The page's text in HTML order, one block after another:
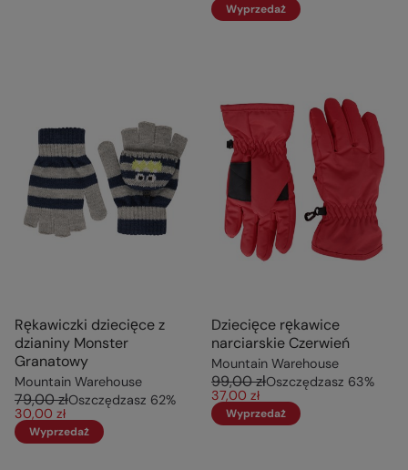
Wyprzedaż
Rękawiczki dziecięce z
dzianiny Monster
Granatowy
Mountain Warehouse
79,00 złOszczędzasz 62%
30,00 zł
Wyprzedaż
Dziecięce rękawice
narciarskie Czerwień
Mountain Warehouse
99,00 złOszczędzasz 63%
37,00 zł
Wyprzedaż